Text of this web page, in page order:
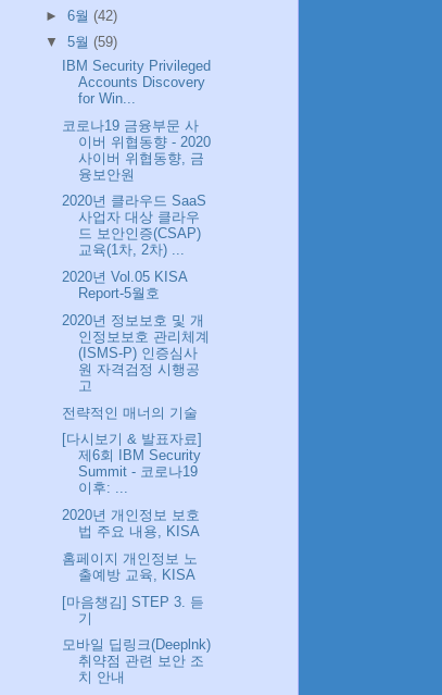
► 6월 (42)
▼ 5월 (59)
IBM Security Privileged
Accounts Discovery
for Win...
코로나19 금융부문 사
이버 위협동향 - 2020
사이버 위협동향, 금
융보안원
2020년 클라우드 SaaS
사업자 대상 클라우
드 보안인증(CSAP)
교육(1차, 2차) ...
2020년 Vol.05 KISA
Report-5월호
2020년 정보보호 및 개
인정보보호 관리체계
(ISMS-P) 인증심사
원 자격검정 시행공
고
전략적인 매너의 기술
[다시보기 & 발표자료]
제6회 IBM Security
Summit - 코로나19
이후: ...
2020년 개인정보 보호
법 주요 내용, KISA
홈페이지 개인정보 노
출예방 교육, KISA
[마음챙김] STEP 3. 듣
기
모바일 딥링크(Deeplnk)
취약점 관련 보안 조
치 안내